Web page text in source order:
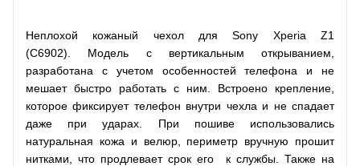
Неплохой кожаный чехол для Sony Xperia Z1
(C6902). Модель с вертикальным открыванием,
разработана с учетом особенностей телефона и не
мешает быстро работать с ним. Встроено крепление,
которое фиксирует телефон внутри чехла и не спадает
даже при ударах. При пошиве использовались
натуральная кожа и велюр, периметр вручную прошит
нитками, что продлевает срок его к службы. Также на